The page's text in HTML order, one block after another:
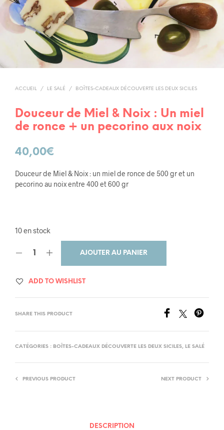
ACCUEIL / LE SALÉ / BOÎTES-CADEAUX DÉCOUVERTE LES DEUX SICILES
Douceur de Miel & Noix : Un miel
de ronce + un pecorino aux noix
40,00€
Douceur de Miel & Noix : un miel de ronce de 500 gr et un
pecorino au noix entre 400 et 600 gr
10 en stock
AJOUTER AU PANIER
ADD TO WISHLIST
SHARE THIS PRODUCT
CATÉGORIES : BOÎTES-CADEAUX DÉCOUVERTE LES DEUX SICILES, LE SALÉ
PREVIOUS PRODUCT NEXT PRODUCT
DESCRIPTION